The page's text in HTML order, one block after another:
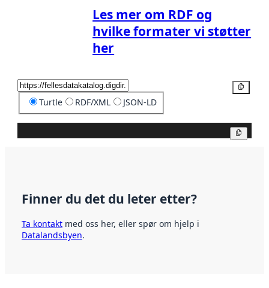
Les mer om RDF og
hvilke formater vi støtter
her
Turtle RDF/XML JSON-LD
Finner du det du leter etter?
Ta kontakt med oss her, eller spør om hjelp i
Datalandsbyen.